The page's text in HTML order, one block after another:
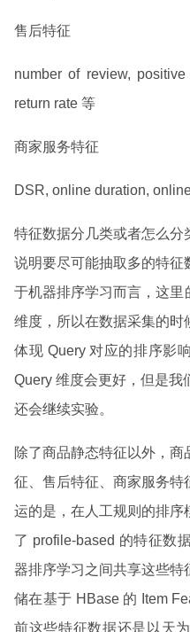
售后特征
number of review,
return rate 等
商家服务特征
DSR, online duration,
特征数据分几类或者怎么分
说明要尽可能抽取多的特
于机器排序学习而言，这
维度，所以在数据采集的
体现 Query 对应的排序影
Query 维度会更好，但是
还会继续实验。
除了商品静态特征以外，
征、售后特征、商家服务
运的是，在人工规则的排
了 profile-based 的特征数
器排序学习之间共享这些
储在基于 HBase 的 Item
前这些特征数据还是以天